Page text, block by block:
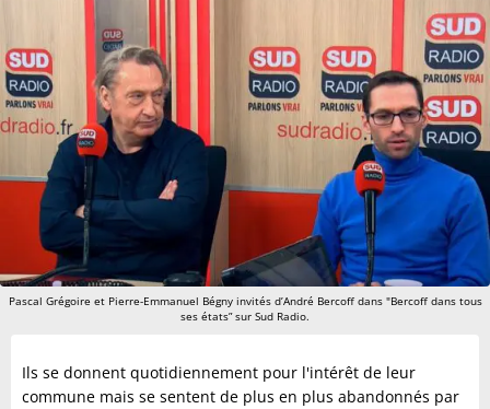
Pascal Grégoire et Pierre-Emmanuel Bégny invités d’André Bercoff dans "Bercoff dans tous
ses états” sur Sud Radio.
Ils se donnent quotidiennement pour l'intérêt de leur
commune mais se sentent de plus en plus abandonnés par